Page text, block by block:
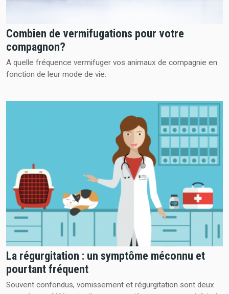
Combien de vermifugations pour votre
compagnon?
A quelle fréquence vermifuger vos animaux de compagnie en
fonction de leur mode de vie.
La régurgitation : un symptôme méconnu et
pourtant fréquent
Souvent confondus, vomissement et régurgitation sont deux